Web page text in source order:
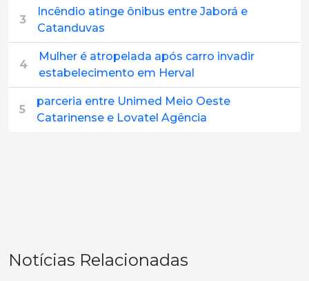
3
Incêndio atinge ônibus entre Jaborá e
Catanduvas
4
Mulher é atropelada após carro invadir
estabelecimento em Herval
5
parceria entre Unimed Meio Oeste
Catarinense e Lovatel Agência
Notícias Relacionadas